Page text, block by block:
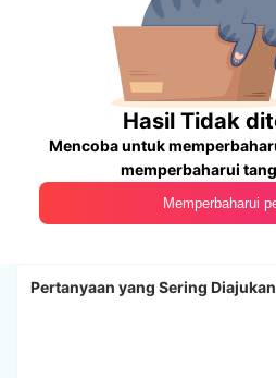
Hasil Tidak
Mencoba untuk
memperbaharui
Memperbaharui
Pertanyaan yang Sering Diajukan